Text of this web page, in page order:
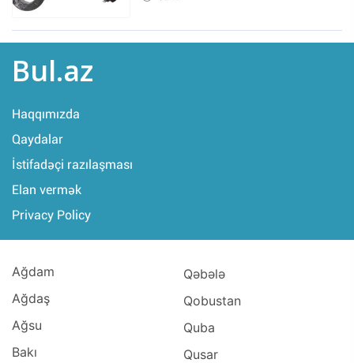
Bul.az
Haqqımızda
Qaydalar
İstifadəçi razılaşması
Elan vermək
Privacy Policy
Ağdam
Ağdaş
Ağsu
Bakı
Qəbələ
Qobustan
Quba
Qusar